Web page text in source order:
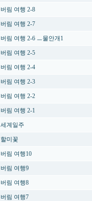
버림 여행 2-8
버림 여행 2-7
버림 여행 2-6 ㅡ물안개1
버림 여행 2-5
버림 여행 2-4
버림 여행 2-3
버림 여행 2-2
버림 여행 2-1
세계일주
할미꽃
버림 여행10
버림 여행9
버림 여행8
버림 여행7